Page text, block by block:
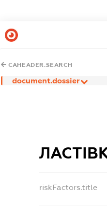
CAHEADER.SEARCH
document.dossier
riskFactors.title